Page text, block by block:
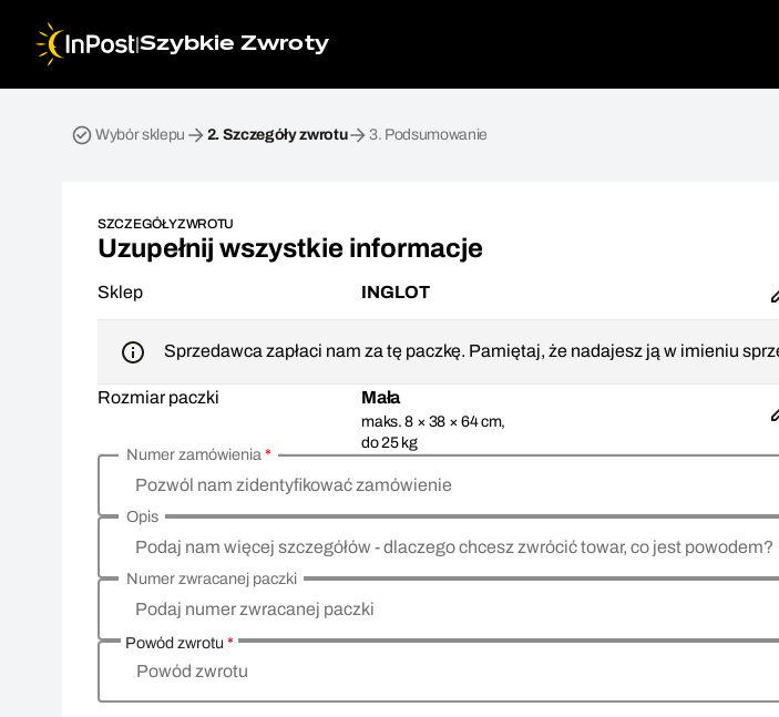
|Szybkie Zwroty
Wybór sklepu 2. Szczegóły zwrotu 3. Podsumowanie
SZCZEGÓŁY ZWROTU
Uzupełnij wszystkie informacje
Sklep INGLOT
Sprzedawca zapłaci nam za tę paczkę. Pamiętaj, że nadajesz ją w imieniu
Rozmiar paczki Mała
maks. 8 × 38 × 64 cm,
do 25 kg
Pozwól nam zidentyfikować zamówienie
Numer zamówienia*
Podaj nam więcej szczegółów - dlaczego chcesz zwrócić towar, co jest powodem?
Opis
Podaj numer zwracanej paczki
Numer zwracanej paczki
Powód zwrotu*
Powód zwrotu